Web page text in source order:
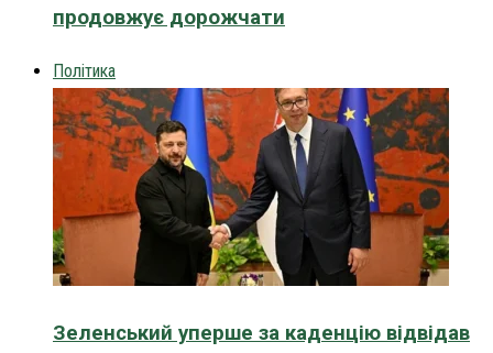
продовжує дорожчати
Політика
Зеленський уперше за каденцію відвідав